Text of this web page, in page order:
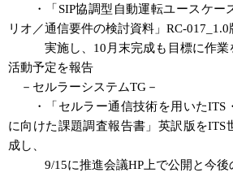
・「SIP協調型自動運転ユースケー
リオ／通信要件の検討資料」RC-
実施し、10月末完成も目標に作業
活動予定を報告
－セルラーシステムTG－
・「セルラー通信技術を用いたITS
に向けた課題調査報告書」英訳版をITS
成し、
9/15に推進会議HP上で公開と今後